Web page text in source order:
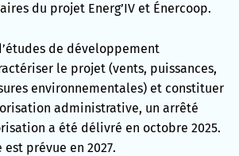
du projet Energ’IV et Énercoop.
de développement
le projet (vents, puissances,
environnementales) et constituer
administrative, un arrêté
a été délivré en octobre 2025.
prévue en 2027.